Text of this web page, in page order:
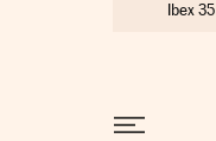
Ibex 35